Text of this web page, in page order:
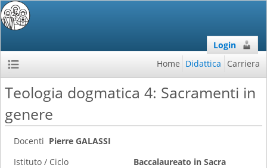
Login
Home Didattica Carriera
Teologia dogmatica 4: Sacramenti in
genere
Docenti Pierre GALASSI
Istituto / Ciclo
Baccalaureato in Sacra